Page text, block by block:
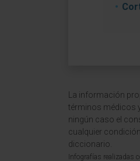
La información
términos médicos
ningún caso el
cualquier
diccionario.
Infografías realizadas